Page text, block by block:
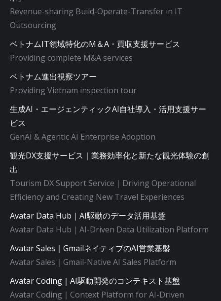
Revenue-sharing Build-Operate-Transfer in IT
Outsourcing
ベトナムIT領域特化のM＆A・買収支援サービス
Providing complete M&A services
ベトナム進出視察ツアー
Providing Vietnam inspection tour
生成AI・エージェンティックAI自社導入・活用支援サー
ビス
GenAI & Agentic AI Enterprise Adoption
観光DX支援サービス｜業務効率化と新たな観光体験の創
出
Tourism DX Support Service｜Driving Operational
Efficiency and Creating New Travel Experiences
Avatar Data Hub｜AI駆動のデータ活用基盤
Avatar Data Hub｜AI-Driven Data Utilization Platform
Avatar Sales｜GmailネイティブのAI営業基盤
Avatar Sales｜Gmail-Native AI Sales Platform
Avatar Coding｜AI駆動開発のコンテキスト基盤
Avatar Coding｜Context Platform for AI-Driven